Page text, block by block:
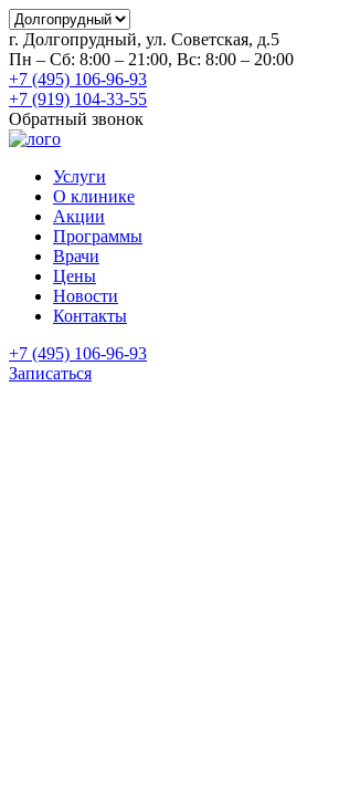
г. Долгопрудный, ул. Советская, д.5
Пн – Сб: 8:00 – 21:00, Вс: 8:00 – 20:00
+7 (495) 106-96-93
+7 (919) 104-33-55
Обратный звонок
Услуги
О клинике
Акции
Программы
Врачи
Цены
Новости
Контакты
+7 (495) 106-96-93
Записаться